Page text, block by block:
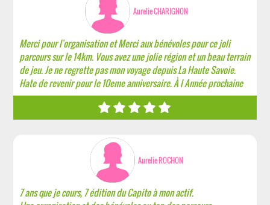
Aurelie CHARIGNON
Merci pour l'organisation et Merci aux bénévoles pour ce joli
parcours sur le 14km. Vous avez une jolie région et un beau terrain
de jeu. Je ne regrette pas mon voyage depuis La Haute Savoie.
Hate de revenir pour le 10eme anniversaire. À l Année prochaine
Aurelie ROCHON
7 ans que je cours, 7 édition du Capito à mon actif.